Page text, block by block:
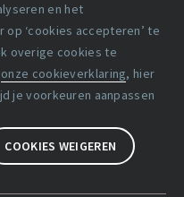
en het
‘cookies accepteren’ te
overige cookies te
onze cookieverklaring, hier
je voorkeuren aanpassen
COOKIES WEIGEREN